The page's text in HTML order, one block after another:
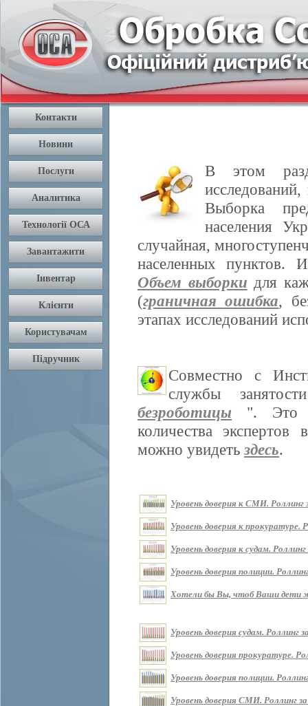
В этом
Выборка
населения
случайная,
населенных пунктов.
Объем выборки для
(граничная ошибка,
этапах исследований
Совместно с
службы
безроботицы ". Это
количества
можно увидетьздесь.
Уровень доверия к СМИ. Роллинг
Уровень доверия к прокуратуре.
Уровень доверия к судам.
Уровень доверия полиции.
Хотели бы Вы, чтоб Ваши дети
Уровень доверия судам. Роллинг
Уровень доверия прокуратуре.
Уровень доверия полиции.
Уровень доверия СМИ. Роллинг